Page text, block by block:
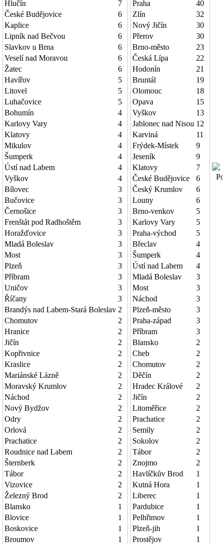
Hlučín
7
České Budějovice
6
Kaplice
6
Lipník nad Bečvou
6
Slavkov u Brna
6
Veselí nad Moravou
6
Žatec
6
Havířov
5
Litovel
5
Luhačovice
5
Bohumín
4
Karlovy Vary
4
Klatovy
4
Mikulov
4
Šumperk
4
Ústí nad Labem
4
Vyškov
4
Bílovec
3
Bučovice
3
Černošice
3
Frenštát pod Radhoštěm
3
Horažďovice
3
Mladá Boleslav
3
Most
3
Plzeň
3
Příbram
3
Uničov
3
Říčany
3
Brandýs nad Labem-Stará Boleslav 2
Chomutov
2
Hranice
2
Jičín
2
Kopřivnice
2
Kraslice
2
Mariánské Lázně
2
Moravský Krumlov
2
Náchod
2
Nový Bydžov
2
Odry
2
Orlová
2
Prachatice
2
Roudnice nad Labem
2
Šternberk
2
Tábor
2
Vizovice
2
Železný Brod
2
Blansko
1
Blovice
1
Boskovice
1
Broumov
1
Praha
40
Zlín
32
Nový Jičín
30
Přerov
30
Brno-město
23
Česká Lípa
22
Hodonín
21
Bruntál
19
Olomouc
18
Opava
15
Vyškov
13
Jablonec nad Nisou 12
Karviná
11
Frýdek-Místek
9
Jeseník
9
Klatovy
7
České Budějovice
6
Český Krumlov
6
Louny
6
Brno-venkov
5
Karlovy Vary
5
Praha-východ
5
Břeclav
4
Šumperk
4
Ústí nad Labem
4
Mladá Boleslav
3
Most
3
Náchod
3
Plzeň-město
3
Praha-západ
3
Příbram
3
Blansko
2
Cheb
2
Chomutov
2
Děčín
2
Hradec Králové
2
Jičín
2
Litoměřice
2
Prachatice
2
Semily
2
Sokolov
2
Tábor
2
Znojmo
2
Havlíčkův Brod
1
Kutná Hora
1
Liberec
1
Pardubice
1
Pelhřimov
1
Plzeň-jih
1
Prostějov
1